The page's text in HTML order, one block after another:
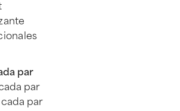
par
par
par